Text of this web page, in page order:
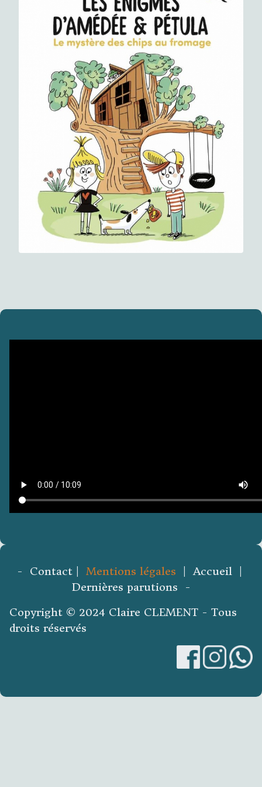
- Contact | Mentions légales | Accueil |
Dernières parutions -
Copyright © 2024 Claire CLEMENT - Tous
droits réservés